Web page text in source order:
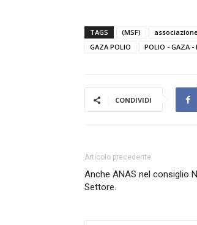
TAGS (MSF)
GAZA POLIO
POLIO - GAZA -
CONDIVIDI
Articolo precedente
Anche ANAS nel consiglio
Settore.